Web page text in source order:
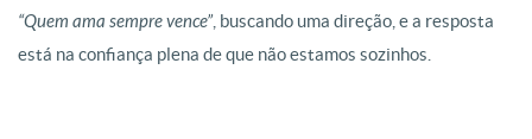
“Quem ama sempre vence”, buscando uma direção, e a resposta
está na confiança plena de que não estamos sozinhos